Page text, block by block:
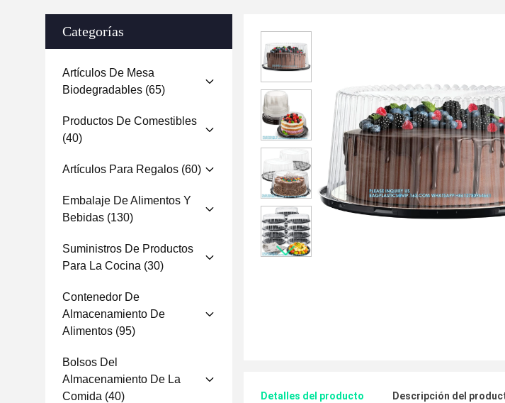
Categorías
Artículos De Mesa
Biodegradables (65)
Productos De Comestibles
(40)
Artículos Para Regalos (60)
Embalaje De Alimentos Y
Bebidas (130)
Suministros De Productos
Para La Cocina (30)
Contenedor De
Almacenamiento De
Alimentos (95)
Bolsos Del
Almacenamiento De La
Comida (40) Detalles del producto Descripción del